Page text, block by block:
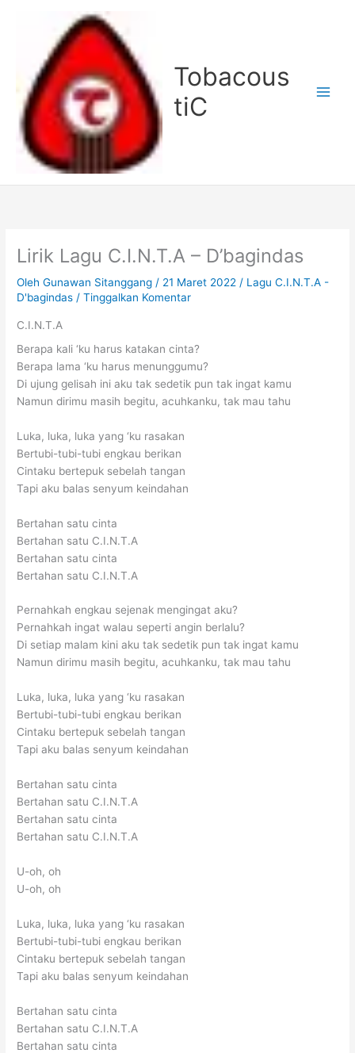
Tobacous
tiC
Lirik Lagu C.I.N.T.A – D’bagindas
OlehGunawan Sitanggang / 21 Maret 2022 / Lagu C.I.N.T.A -
D'bagindas /Tinggalkan Komentar
C.I.N.T.A
Berapa kali ‘ku harus katakan cinta?
Berapa lama ‘ku harus menunggumu?
Di ujung gelisah ini aku tak sedetik pun tak ingat kamu
Namun dirimu masih begitu, acuhkanku, tak mau tahu
Luka, luka, luka yang ‘ku rasakan
Bertubi-tubi-tubi engkau berikan
Cintaku bertepuk sebelah tangan
Tapi aku balas senyum keindahan
Bertahan satu cinta
Bertahan satu C.I.N.T.A
Bertahan satu cinta
Bertahan satu C.I.N.T.A
Pernahkah engkau sejenak mengingat aku?
Pernahkah ingat walau seperti angin berlalu?
Di setiap malam kini aku tak sedetik pun tak ingat kamu
Namun dirimu masih begitu, acuhkanku, tak mau tahu
Luka, luka, luka yang ‘ku rasakan
Bertubi-tubi-tubi engkau berikan
Cintaku bertepuk sebelah tangan
Tapi aku balas senyum keindahan
Bertahan satu cinta
Bertahan satu C.I.N.T.A
Bertahan satu cinta
Bertahan satu C.I.N.T.A
U-oh, oh
U-oh, oh
Luka, luka, luka yang ‘ku rasakan
Bertubi-tubi-tubi engkau berikan
Cintaku bertepuk sebelah tangan
Tapi aku balas senyum keindahan
Bertahan satu cinta
Bertahan satu C.I.N.T.A
Bertahan satu cinta